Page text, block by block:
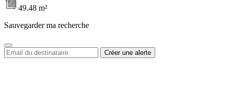
49.48 m²
Sauvegarder ma recherche